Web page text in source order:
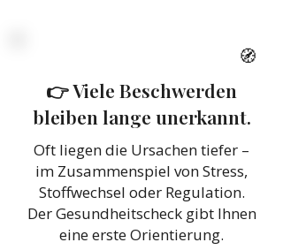
🧭
👉 Viele Beschwerden
bleiben lange unerkannt.
Oft liegen die Ursachen tiefer –
im Zusammenspiel von Stress,
Stoffwechsel oder Regulation.
Der Gesundheitscheck gibt Ihnen
eine erste Orientierung.